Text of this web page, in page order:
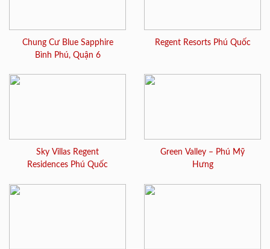
Chung Cư Blue Sapphire
Bình Phú, Quận 6
Regent Resorts Phú Quốc
Sky Villas Regent
Residences Phú Quốc
Green Valley – Phú Mỹ
Hưng